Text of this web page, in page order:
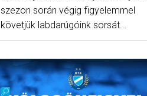
szezon során végig figyelemmel
követjük labdarúgóink sorsát...